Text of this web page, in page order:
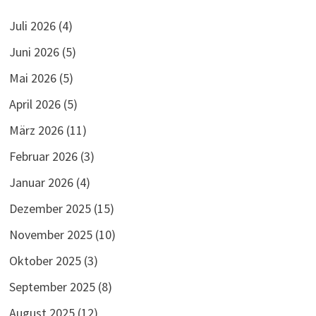
Juli 2026 (4)
Juni 2026 (5)
Mai 2026 (5)
April 2026 (5)
März 2026 (11)
Februar 2026 (3)
Januar 2026 (4)
Dezember 2025 (15)
November 2025 (10)
Oktober 2025 (3)
September 2025 (8)